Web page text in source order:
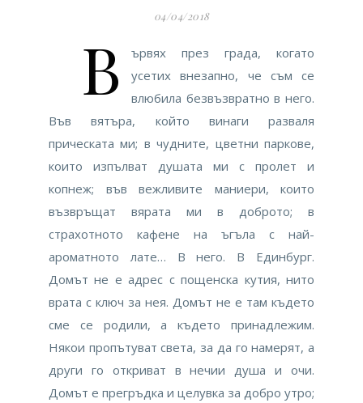
04/04/2018
В
ървях през града, когато
усетих внезапно, че съм се
влюбила безвъзвратно в него.
Във вятъра, който винаги разваля
прическата ми; в чудните, цветни паркове,
които изпълват душата ми с пролет и
копнеж; във вежливите маниери, които
възвръщат вярата ми в доброто; в
страхотното кафене на ъгъла с най-
ароматното лате… В него. В Единбург.
Домът не е адрес с пощенска кутия, нито
врата с ключ за нея. Домът не е там където
сме се родили, а където принадлежим.
Някои пропътуват света, за да го намерят, а
други го откриват в нечии душа и очи.
Домът е прегръдка и целувка за добро утро;